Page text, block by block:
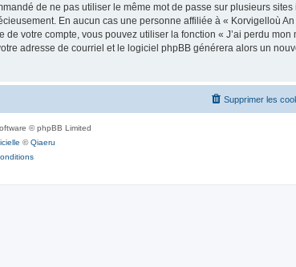
de ne pas utiliser le même mot de passe sur plusieurs sites
En aucun cas une personne affiliée à « Korvigelloù
votre compte, vous pouvez utiliser la fonction « J’ai perdu mon
adresse de courriel et le logiciel phpBB générera alors un
Supprimer les
© phpBB Limited
©Qiaeru